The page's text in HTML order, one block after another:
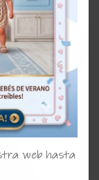
web hasta